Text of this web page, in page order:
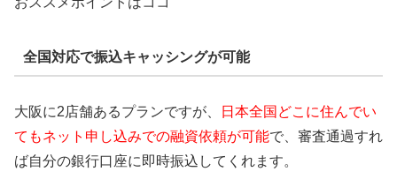
全国対応で振込キャッシングが可能
大阪に2店舗あるプランですが、
日本全国どこに住んでい
てもネット申し込みでの融資依頼が可能で、審査通過すれ
ば自分の銀行口座に即時振込してくれます。